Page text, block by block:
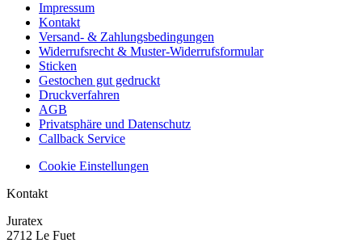
Impressum
Kontakt
Versand- & Zahlungsbedingungen
Widerrufsrecht & Muster-Widerrufsformular
Sticken
Gestochen gut gedruckt
Druckverfahren
AGB
Privatsphäre und Datenschutz
Callback Service
Cookie Einstellungen
Kontakt
Juratex
2712 Le Fuet